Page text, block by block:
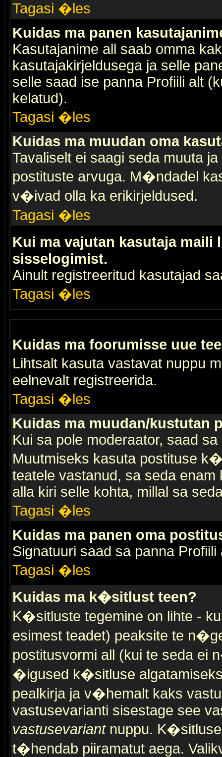
Tagasi �les
Kuidas ma panen
Kasutajanime all saab omma
kasutajakirjeldusega ja selle
selle saad ise panna Profiili alt
kelatud).
Tagasi �les
Kuidas ma muudan oma
Tavaliselt ei saagi seda muuta
postituste arvuga. M�ndadel
v�ivad olla ka erikirjeldused.
Tagasi �les
Kui ma vajutan kasutaja
sisselogimist.
Ainult registreeritud kasutajad
Tagasi �les
Kuidas ma foorumisse uue
Lihtsalt kasuta vastavat nuppu
eelnevalt registreerida.
Tagasi �les
Kuidas ma muudan/kustutan
Kui sa pole moderaator, saad
Muutmiseks kasuta postituse
teatele vastanud, sa seda
alla kiri selle kohta, millal sa
Tagasi �les
Kuidas ma panen oma
Signatuuri saad sa panna Profiili
Tagasi �les
Kuidas ma k�sitlust teen?
K�sitluste tegemine on lihte -
esimest teadet) peaksite te
postitusvormi all (kui te seda ei
�igused k�sitluse
pealkirja ja v�hemalt kaks
vastusevarianti sisestage see
vastusevariantnuppu.
t�hendab piiramatut aega.